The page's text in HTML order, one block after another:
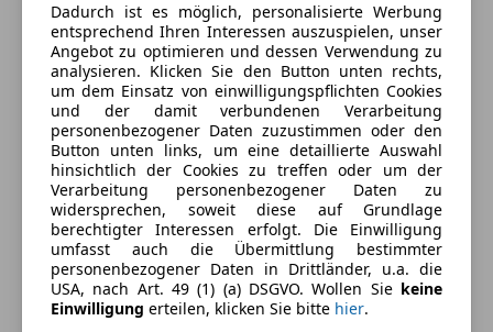
Energieverbrauch
Dadurch ist es möglich, personalisierte Werbung
entsprechend Ihren Interessen auszuspielen, unser
Angebot zu optimieren und dessen Verwendung zu
analysieren. Klicken Sie den Button unten rechts,
um dem Einsatz von einwilligungspflichten Cookies
und der damit verbundenen Verarbeitung
personenbezogener Daten zuzustimmen oder den
Button unten links, um eine detaillierte Auswahl
hinsichtlich der Cookies zu treffen oder um der
Verarbeitung personenbezogener Daten zu
widersprechen, soweit diese auf Grundlage
berechtigter Interessen erfolgt. Die Einwilligung
umfasst auch die Übermittlung bestimmter
personenbezogener Daten in Drittländer, u.a. die
USA, nach Art. 49 (1) (a) DSGVO. Wollen Sie keine
Einwilligung erteilen, klicken Sie bitte hier.